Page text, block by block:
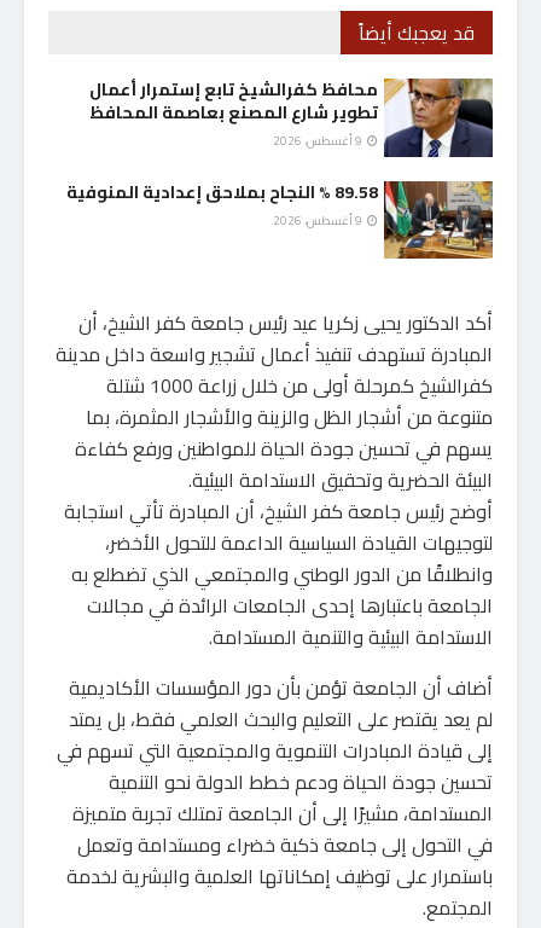
قد يعجبك أيضاً
محافظ كفرالشيخ تابع إستمرار أعمال
تطوير شارع المصنع بعاصمة المحافظ
89.58 % النجاح بملاحق إعدادية المنوفية
أكد الدكتور يحيى زكريا عيد رئيس جامعة كفر الشيخ، أن
المبادرة تستهدف تنفيذ أعمال تشجير واسعة داخل مدينة
كفرالشيخ كمرحلة أولى من خلال زراعة 1000 شتلة
متنوعة من أشجار الظل والزينة والأشجار المثمرة، بما
يسهم في تحسين جودة الحياة للمواطنين ورفع كفاءة
البيئة الحضرية وتحقيق الاستدامة البيئية.
أوضح رئيس جامعة كفر الشيخ، أن المبادرة تأتي استجابة
لتوجيهات القيادة السياسية الداعمة للتحول الأخضر،
وانطلاقًا من الدور الوطني والمجتمعي الذي تضطلع به
الجامعة باعتبارها إحدى الجامعات الرائدة في مجالات
الاستدامة البيئية والتنمية المستدامة.
أضاف أن الجامعة تؤمن بأن دور المؤسسات الأكاديمية
لم يعد يقتصر على التعليم والبحث العلمي فقط، بل يمتد
إلى قيادة المبادرات التنموية والمجتمعية التي تسهم في
تحسين جودة الحياة ودعم خطط الدولة نحو التنمية
المستدامة، مشيرًا إلى أن الجامعة تمتلك تجربة متميزة
في التحول إلى جامعة ذكية خضراء ومستدامة وتعمل
باستمرار على توظيف إمكاناتها العلمية والبشرية لخدمة
المجتمع.